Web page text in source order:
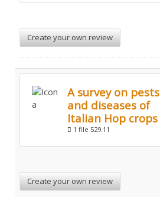
Create your own review
A survey on pests
and diseases of
Italian Hop crops
1 file 529.11
Create your own review